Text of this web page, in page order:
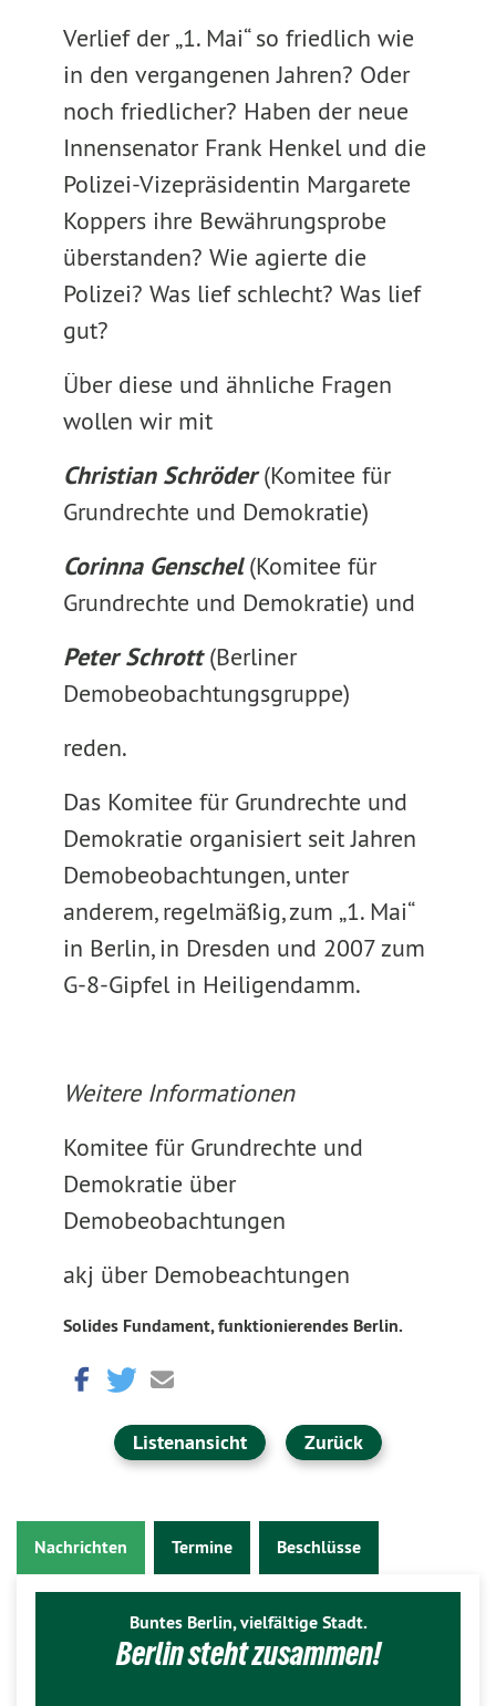
Verlief der „1. Mai“ so friedlich wie
in den vergangenen Jahren? Oder
noch friedlicher? Haben der neue
Innensenator Frank Henkel und die
Polizei-Vizepräsidentin Margarete
Koppers ihre Bewährungsprobe
überstanden? Wie agierte die
Polizei? Was lief schlecht? Was lief
gut?
Über diese und ähnliche Fragen
wollen wir mit
Christian Schröder(Komitee für
Grundrechte und Demokratie)
Corinna Genschel(Komitee für
Grundrechte und Demokratie) und
Peter Schrott(Berliner
Demobeobachtungsgruppe)
reden.
Das Komitee für Grundrechte und
Demokratie organisiert seit Jahren
Demobeobachtungen, unter
anderem, regelmäßig, zum „1. Mai“
in Berlin, in Dresden und 2007 zum
G-8-Gipfel in Heiligendamm.
Weitere Informationen
Komitee für Grundrechte und
Demokratie über
Demobeobachtungen
akj über Demobeachtungen
Solides Fundament, funktionierendes Berlin.
Listenansicht Zurück
Nachrichten Termine Beschlüsse
Buntes Berlin, vielfältige Stadt.
Berlin steht zusammen!